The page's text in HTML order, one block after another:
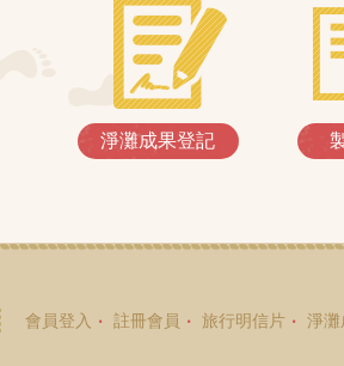
淨灘成果登記
會員登入 註冊會員 旅行明信片 淨灘